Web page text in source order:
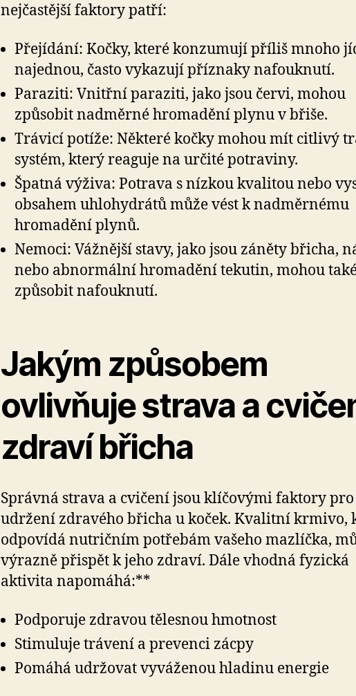
nejčastější faktory patří:
Přejídání: Kočky, které konzumují příliš mnoho
najednou, často vykazují příznaky nafouknutí.
Paraziti: Vnitřní paraziti, jako jsou červi, mohou
způsobit nadměrné hromadění plynu v břiše.
Trávicí potíže: Některé kočky mohou mít citlivý
systém, který reaguje na určité potraviny.
Špatná výživa: Potrava s nízkou kvalitou nebo
obsahem uhlohydrátů může vést k nadměrnému
hromadění plynů.
Nemoci: Vážnější stavy, jako jsou záněty břicha,
nebo abnormální hromadění tekutin, mohou
způsobit nafouknutí.
Jakým způsobem
ovlivňuje strava a
zdraví břicha
Správná strava a cvičení jsou klíčovými faktory pro
udržení zdravého břicha u koček. Kvalitní krmivo,
odpovídá nutričním potřebám vašeho mazlíčka,
výrazně přispět k jeho zdraví. Dále vhodná fyzická
aktivita napomáhá:**
Podporuje zdravou tělesnou hmotnost
Stimuluje trávení a prevenci zácpy
Pomáhá udržovat vyváženou hladinu energie